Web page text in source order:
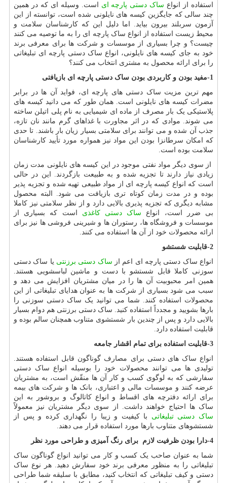
استفاده از انواع ساک دستی پارچه ای است. وسیله ای که در همین
چند سالی که جایگزین کیسه های نایلونی شده است، توانسته از این
آزمون سربلند بیرون بیاید. اما دلیل این که کارشناسان سلامت و
محیط زیست استفاده از انواع ساک پارچه ای را به ما توصیه می کنند
چیست؟ و چرا بسیاری از موسسات و شرکت ها برای معرفی برند
خود به جای کیسه های نایلونی، انواع ساک دستی پارچه ای تبلیغاتی
را برای ارائه محصول به مشتری انتخاب می کنند؟
1-مفید بودن و کاربردی بودن
ساک دستی پارچه ای بازیافتی
مهم ترین مزیت ساک دستی های پارچه ای، فواید آن ها در برابر
مضرات کیسه های نایلونی است. همان طور که می دانید کیسه های
پلاستیکی یک بار مصرف از ماده ای شیمیایی به نام پلی اتیلن ساخته
می شوند. موادی که در اثر مجاورت با غذاهای گرم مانند نان تازه،
جذب آن شده و می توانند برای سلامتی بسیار زیان بار باشند. تا حدی
که امکان سرطانزا بودن این مواد نیز همواره مورد تأیید کارشناسان
سلامت بوده است.
از سوی دیگر مواد نفتی موجود در این کیسه های نایلونی مدت زمان
زیادی نیاز دارند تا تجزیه شده و به طبیعت بازگردند. این در حالی
است که انواع کیسه پارچه ای از مواد طبیعی تهیه شده و تجزیه پذیر
بوده و در مدت زمان کوتاه تری بازیافت می شود. البته محصول
مشابه دیگری که تجزیه پذیری بالایی دارد و از نظر سلامتی نیز کاملا
بی ضرر است، انواع ساک دستی کاغذی است که بسیاری از
موسسات و فروشگاه ها، رستوران ها و شیرینی فروشی ها نیز برای
ارائه محصولات خود از آن ها استفاده می کنند.
2-قابلیت شستشو
انواع ساک دستی پارچه ای اعم از ساک دستی برزنتی یا ساک دستی
سوزنی کاملا قابل شستشو با دست و ماشین لباسشویی هستند.
همین امر محبوبیت آن ها را در میان مشتریان افزایش می دهد و
سبب می شود بسیاری از شرکت ها به عنوان هدایای تبلیغاتی از این
محصولات استفاده کنند. شما می توانید یک ساک دستی سوزنی را
بارها بشویید و مجدداً استفاده کنید. ساک دستی برزنتی هم دوام بسیار
بالایی دارد و پس از چندین بار شستشوی متناوب همچنان سالم بوده و
قابلیت استفاده دارد.
3-قابلیت استفاده برای تمام اقشار جامعه
انواع ساک های دستی برای مصارف گوناگون قابل استفاده هستند.
تولیدی ها می توانند محصولات خود را بوسیله انواع ساک دستی
سفارشی که به لوگوی کسب و کار آن ها منقّش است، به مشتریان
عرضه کنند و موسسات مالی و اعتباری، بانک ها و شرکت های بیمه
برای ارائه دفترچه های اقساط و انواع کاتالوگ و بروشور به این
ساک ها احتیاج خواهند داشت. از سوی دیگر مشتریان نیز معمولاً
ساک دستی تبلیغاتی با کیفیت و زیبا را نگهداری کرده و پس از
شستشوهای متناوب بارها مورد استفاده قرار می دهند.
4-دارا بودن ظرفیت لازم برای رنگ آمیزی و طراحی مورد نظر
شما به عنوان صاحب یک کسب و کار می توانید انواع گوناگون ساک
تبلیغاتی را به منظور معرفی برند خود سفارش دهید. هر نوع ساک
دستی و کیف تبلیغاتی که انتخاب کنید، مطابق با سلیقه شما طراحی